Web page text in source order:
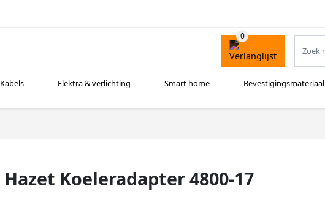
Kabels Elektra & verlichting Smart home Bevestigingsmateriaal
Hazet Koeleradapter 4800-17